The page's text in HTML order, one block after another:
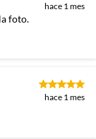
hace 1 mes
foto.
hace 1 mes